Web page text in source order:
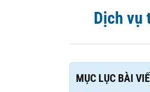
Dịch vụ
MỤC LỤC BÀI